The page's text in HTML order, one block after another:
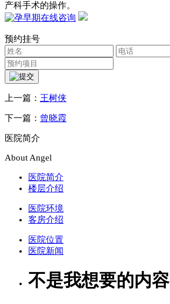
产科手术的操作。
预约挂号
上一篇： 王树侠
下一篇： 曾晓霞
医院简介
About Angel
医院简介
楼层介绍
医院环境
客房介绍
医院位置
医院新闻
不是我想要的内容